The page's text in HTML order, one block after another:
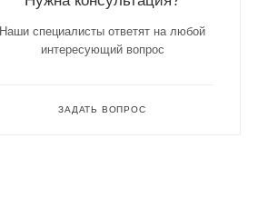
Наши специалисты ответят на любой
интересующий вопрос
ЗАДАТЬ ВОПРОС